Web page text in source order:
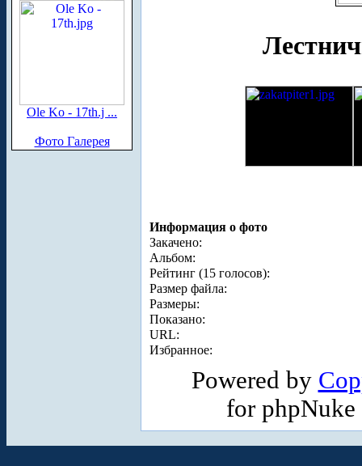
Ole Ko - 17th.j ...
Фото Галерея
Информация о фото
Закачено:
Альбом:
Рейтинг (15 голосов):
Размер файла:
Размеры:
Показано:
URL:
Избранное:
Powered by
for